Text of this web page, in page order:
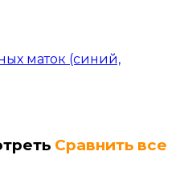
маток (синий,
Сравнить все